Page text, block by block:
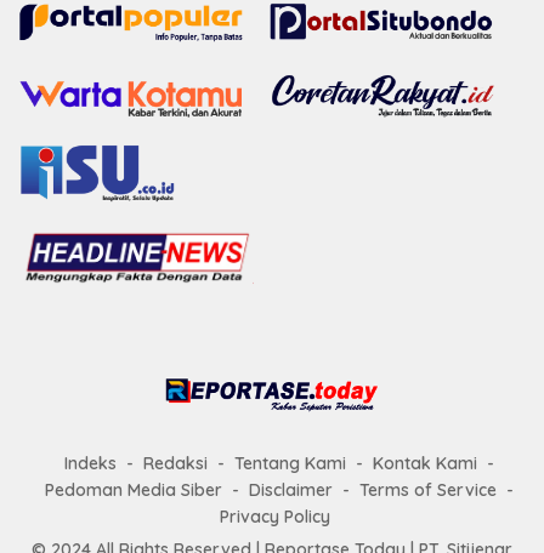
Indeks Redaksi Tentang Kami
Kontak Kami
Pedoman Media Siber
Disclaimer
Terms of Service
Privacy Policy